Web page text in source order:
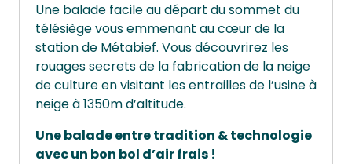
Une balade facile au départ du sommet du
télésiège vous emmenant au cœur de la
station de Métabief. Vous découvrirez les
rouages secrets de la fabrication de la neige
de culture en visitant les entrailles de l’usine à
neige à 1350m d’altitude.
Une balade entre tradition & technologie
avec un bon bol d’air frais !